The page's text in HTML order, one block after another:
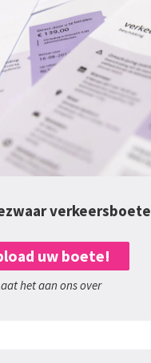
verkeersboete
uw boete!
het aan ons over